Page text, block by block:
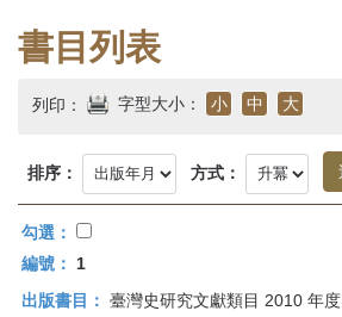
研
究
首
頁
書目列表
列印： 字型大小： 小 中 大
排序： 方式：
勾選：
編號：
1
出版書目： 臺灣史研究文獻類目 2010 年度